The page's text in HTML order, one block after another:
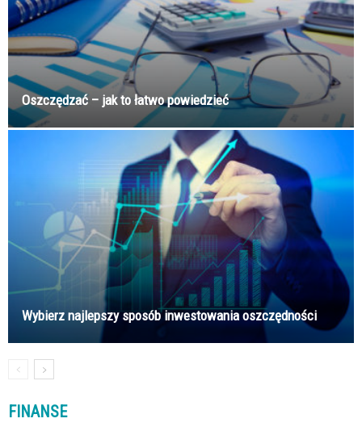
Oszczędzać – jak to łatwo powiedzieć
Wybierz najlepszy sposób inwestowania oszczędności
FINANSE